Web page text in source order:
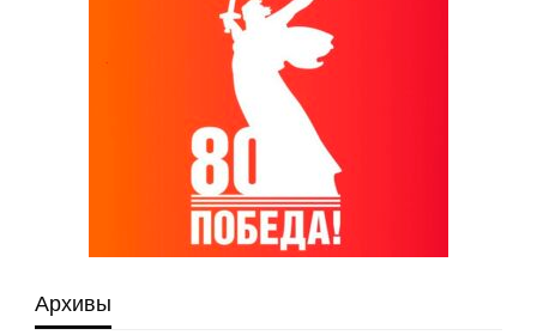
Архивы